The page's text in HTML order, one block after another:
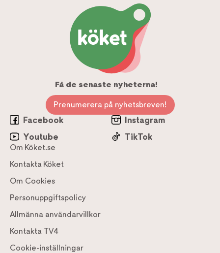
Få de senaste nyheterna!
Prenumerera på nyhetsbreven!
Facebook
Instagram
Youtube
TikTok
Om Köket.se
Kontakta Köket
Om Cookies
Personuppgiftspolicy
Allmänna användarvillkor
Kontakta TV4
Cookie-inställningar